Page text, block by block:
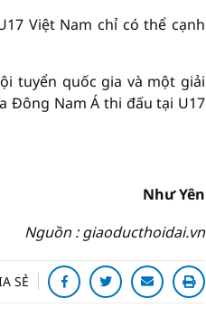
Việt Nam chỉ có thể cạnh
tuyển quốc gia và một giải
Đông Nam Á thi đấu tại U17
Như Yên
Nguồn : giaoducthoidai.vn
SẺ